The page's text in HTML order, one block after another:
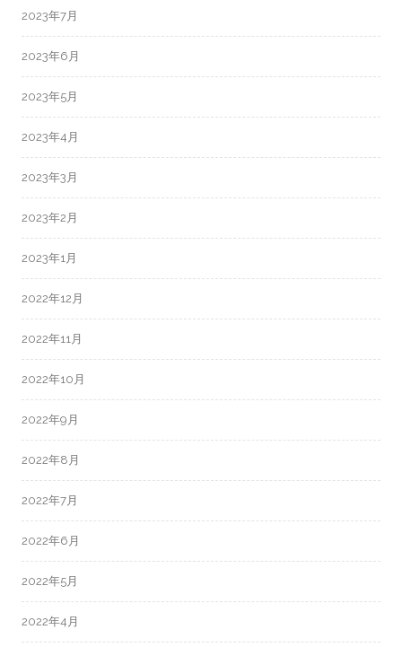
2023年7月
2023年6月
2023年5月
2023年4月
2023年3月
2023年2月
2023年1月
2022年12月
2022年11月
2022年10月
2022年9月
2022年8月
2022年7月
2022年6月
2022年5月
2022年4月